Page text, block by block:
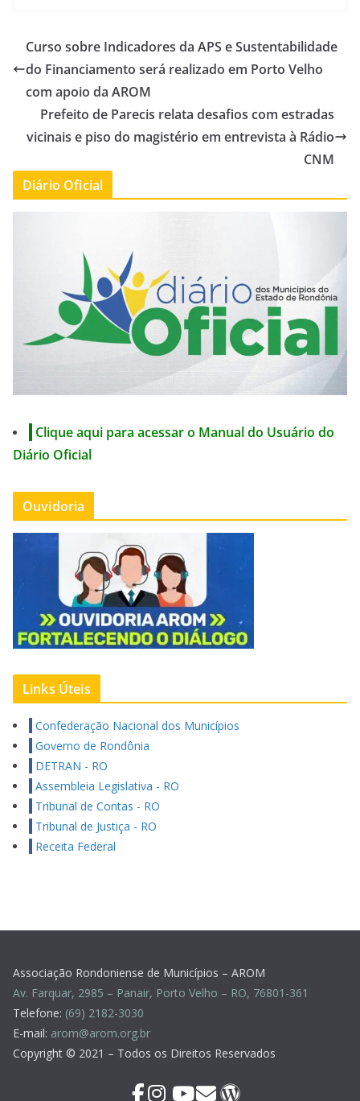
Curso sobre Indicadores da APS e Sustentabilidade
do Financiamento será realizado em Porto Velho
com apoio da AROM
Prefeito de Parecis relata desafios com estradas
vicinais e piso do magistério em entrevista à Rádio
CNM
Diário Oficial
Clique aqui para acessar o Manual do Usuário do
Diário Oficial
Ouvidoria
Links Úteis
Confederação Nacional dos Municípios
Governo de Rondônia
DETRAN - RO
Assembleia Legislativa - RO
Tribunal de Contas - RO
Tribunal de Justiça - RO
Receita Federal
Associação Rondoniense de Municípios – AROM
Av. Farquar, 2985 – Panair, Porto Velho – RO, 76801-361
Telefone: (69) 2182-3030
E-mail: arom@arom.org.br
Copyright © 2021 – Todos os Direitos Reservados